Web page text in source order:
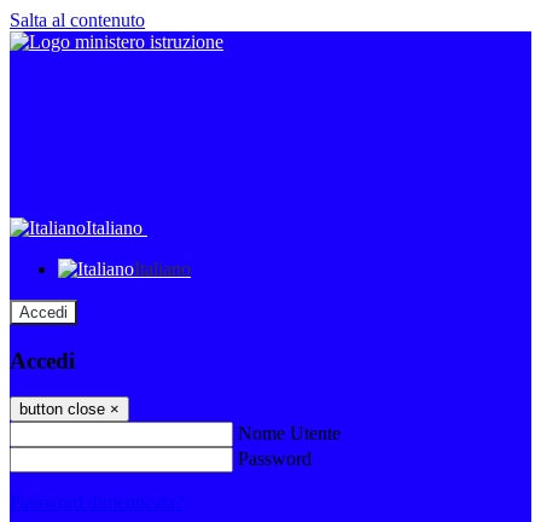
Salta al contenuto
Italiano
Italiano
Accedi
Accedi
button close ×
Nome Utente
Password
Password dimenticata?